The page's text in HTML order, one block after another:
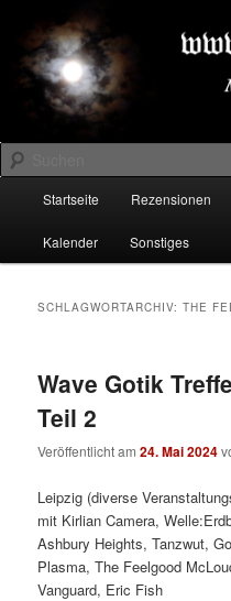
primären
Inhalt
springen
sekundären
Inhalt
springenDARK-
Suchen
Startseite Rezensionen
Kalender Sonstiges
SCHLAGWORTARCHIV:THE
Wave Gotik
Teil 2
Veröffentlicht am24. Mai 2024
Leipzig (diverse
mit Kirlian Camera,
Ashbury Heights, Tanzwut,
Plasma, The Feelgood
Vanguard, Eric Fish